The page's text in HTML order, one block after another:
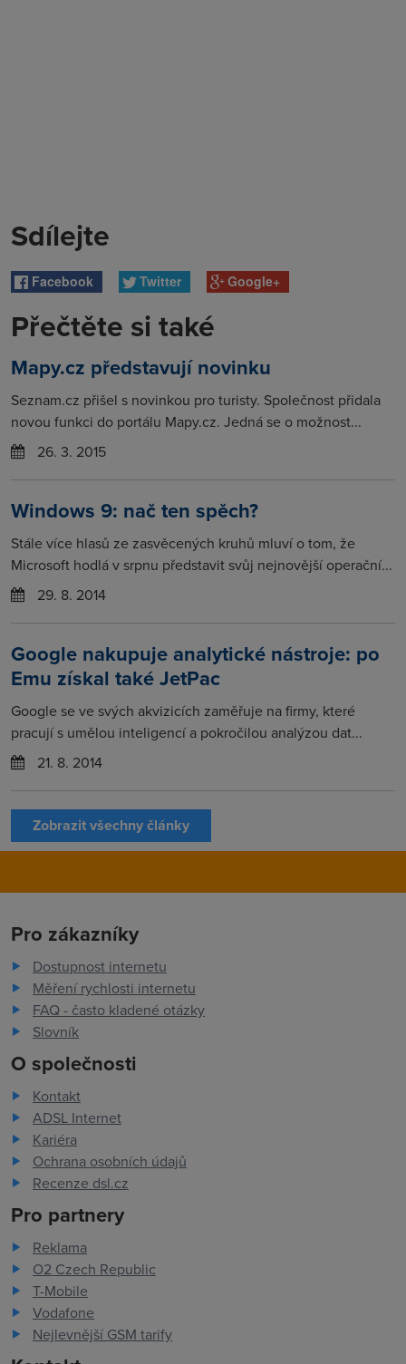
Sdílejte
Facebook Twitter Google+
Přečtěte si také
Mapy.cz představují novinku
Seznam.cz přišel s novinkou pro turisty. Společnost přidala
novou funkci do portálu Mapy.cz. Jedná se o možnost...
26. 3. 2015
Windows 9: nač ten spěch?
Stále více hlasů ze zasvěcených kruhů mluví o tom, že
Microsoft hodlá v srpnu představit svůj nejnovější operační...
29. 8. 2014
Google nakupuje analytické nástroje: po
Emu získal také JetPac
Google se ve svých akvizicích zaměřuje na firmy, které
pracují s umělou inteligencí a pokročilou analýzou dat...
21. 8. 2014
Zobrazit všechny články
Pro zákazníky
Dostupnost internetu
Měření rychlosti internetu
FAQ - často kladené otázky
Slovník
O společnosti
Kontakt
ADSL Internet
Kariéra
Ochrana osobních údajů
Recenze dsl.cz
Pro partnery
Reklama
O2 Czech Republic
T-Mobile
Vodafone
Nejlevnější GSM tarify